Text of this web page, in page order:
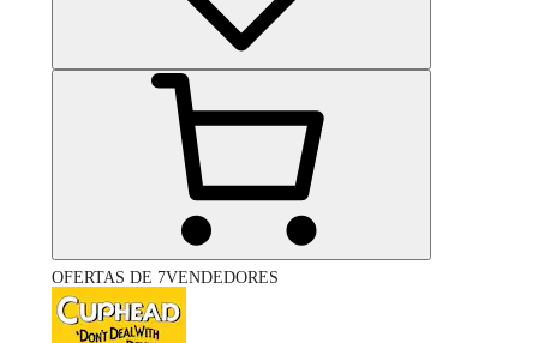
OFERTAS DE 7VENDEDORES